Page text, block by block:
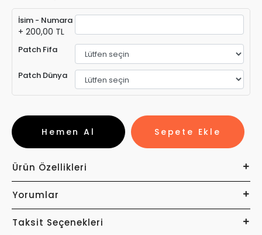
İsim - Numara
+ 200,00 TL
Patch Fifa
Patch Dünya
Sepete Ekle
Hemen Al
Ürün Özellikleri
Yorumlar
Taksit Seçenekleri